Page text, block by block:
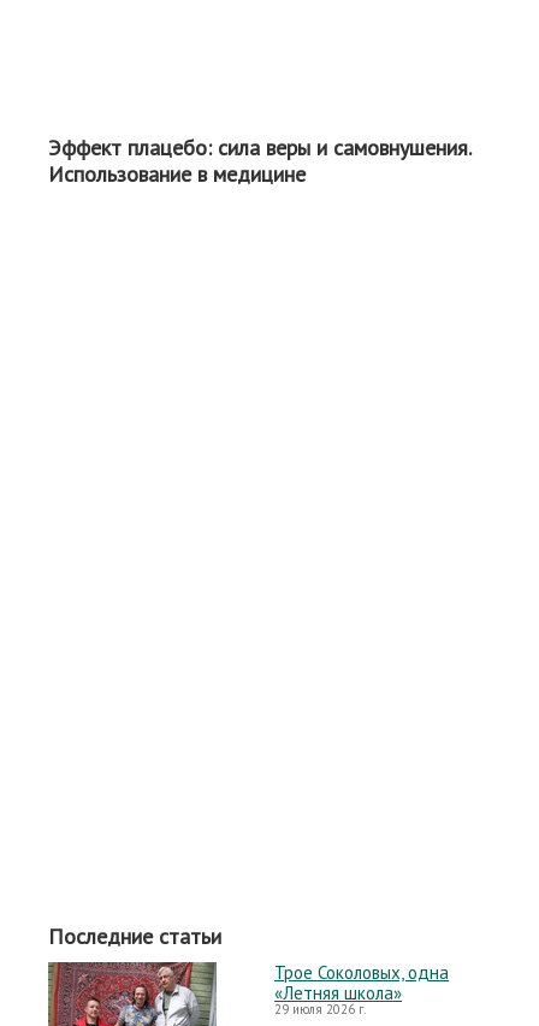
Эффект плацебо: сила веры и самовнушения.
Использование в медицине
Последние статьи
Трое Соколовых, одна
«Летняя школа»
29 июля 2026 г.